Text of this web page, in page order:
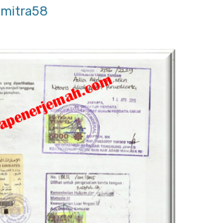
mitra58